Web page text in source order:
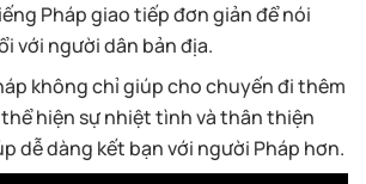
Pháp giao tiếp đơn giản để nói
với người dân bản địa.
không chỉ giúp cho chuyến đi thêm
hiện sự nhiệt tình và thân thiện
dễ dàng kết bạn với người Pháp hơn.